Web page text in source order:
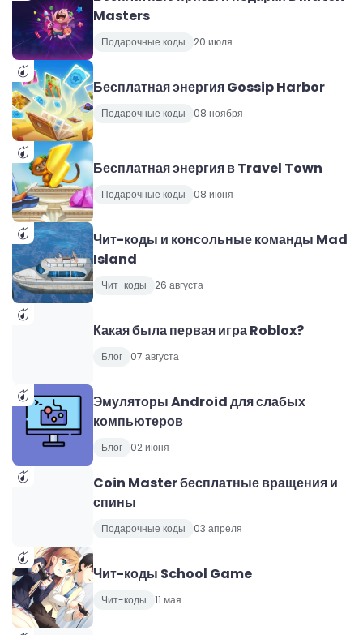
Masters
Подарочные коды 20 июля
Бесплатная энергия Gossip Harbor
Подарочные коды 08 ноября
Бесплатная энергия в Travel Town
Подарочные коды 08 июня
Чит-коды и консольные команды Mad
Island
Чит-коды 26 августа
Какая была первая игра Roblox?
Блог 07 августа
Эмуляторы Android для слабых
компьютеров
Блог 02 июня
Coin Master бесплатные вращения и
спины
Подарочные коды 03 апреля
Чит-коды School Game
Чит-коды 11 мая